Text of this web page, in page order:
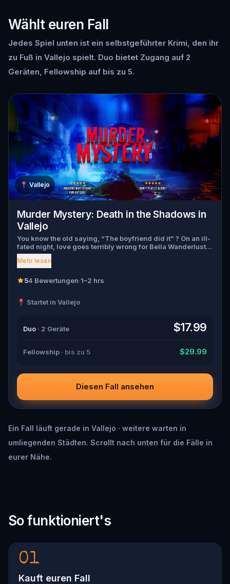
Wählt euren Fall
Jedes Spiel unten ist ein selbstgeführter Krimi, den ihr
zu Fuß in Vallejo spielt. Duo bietet Zugang auf 2
Geräten, Fellowship auf bis zu 5.
📍 Vallejo
Murder Mystery: Death in the Shadows in
Vallejo
You know the old saying, “The boyfriend did it” ? On an ill-
fated night, love goes terribly wrong for Bella Wanderlust
and Walter Bridges . Bella, a famous travel blogger, was
found dead during a ghost tour led by the theatrical Percy
Walter, the obsessed boyfriend? Percy, the ghost tour
suspects, and expose the real murderer before they strike
Mehr lesen
54 Bewertungen·1–2 hrs
📍 Startet in Vallejo
Duo · 2 Geräte $17.99
Fellowship · bis zu 5 $29.99
Diesen Fall ansehen
Ein Fall läuft gerade in Vallejo · weitere warten in
umliegenden Städten. Scrollt nach unten für die Fälle in
eurer Nähe.
So funktioniert's
01
Kauft euren Fall